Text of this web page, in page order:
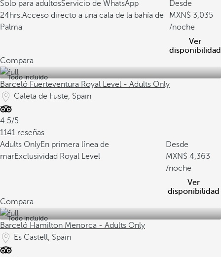
Solo para adultosServicio de WhatsApp
24hrs.Acceso directo a una cala de la bahía de
Palma
Desde
3,035
/noche
Ver
disponibilidad
Compara
Todo incluido
Barceló Fuerteventura Royal Level - Adults Only
Caleta de Fuste, Spain
4.5/5
1141 reseñas
Adults OnlyEn primera línea de
marExclusividad Royal Level
Desde
4,363
/noche
Ver
disponibilidad
Compara
Todo incluido
Barceló Hamilton Menorca - Adults Only
Es Castell, Spain